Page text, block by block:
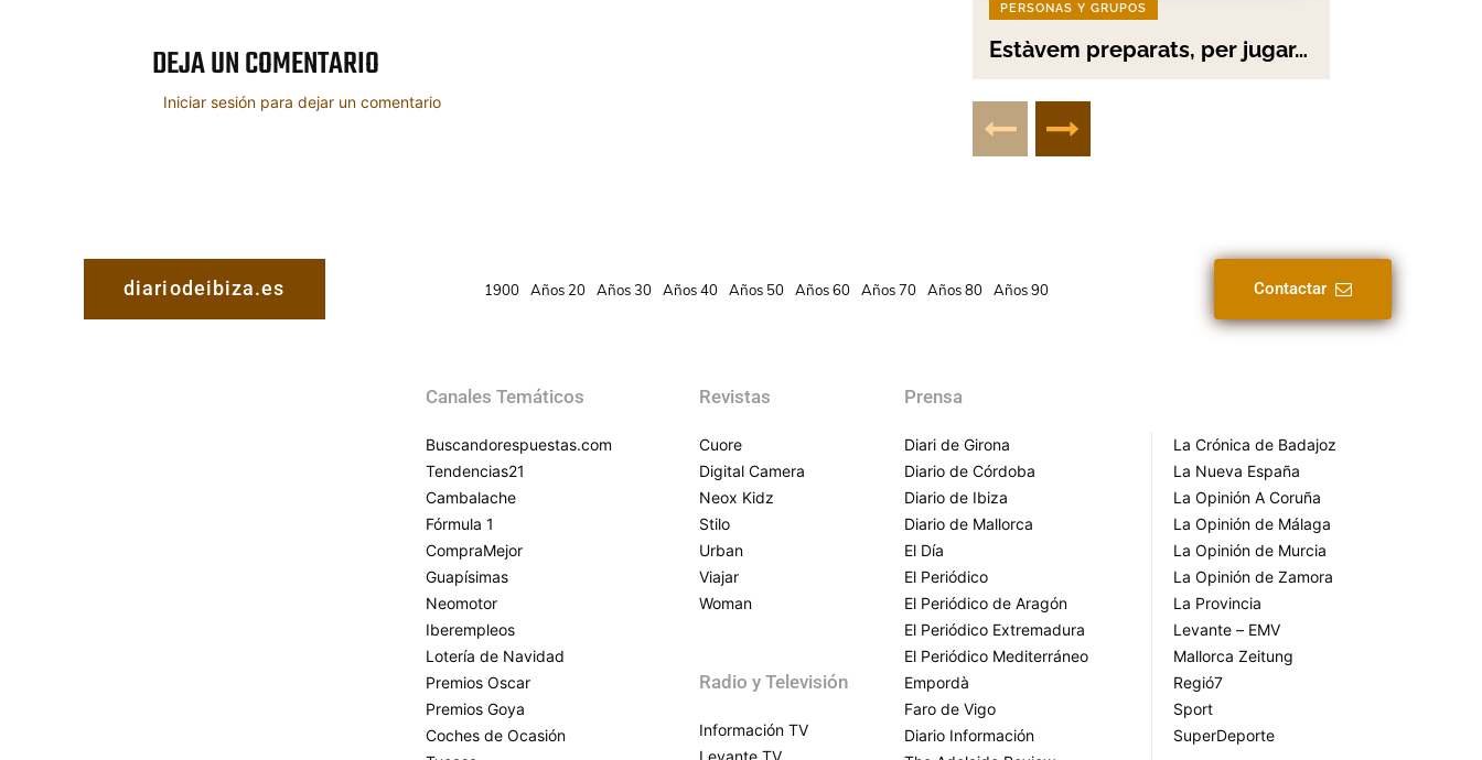
DEJA UN COMENTARIO
Iniciar sesión para dejar un comentario
PERSONAS Y GRUPOS
Estàvem preparats, per jugar…
diariodeibiza.es 1900 Años 20 Años 30 Años 40 Años 50 Años 60 Años 70 Años 80 Años 90 Contactar
Canales Temáticos
Buscandorespuestas.com
Tendencias21
Cambalache
Fórmula 1
CompraMejor
Guapísimas
Neomotor
Iberempleos
Lotería de Navidad
Premios Oscar
Premios Goya
Coches de Ocasión
Revistas
Cuore
Digital Camera
Neox Kidz
Stilo
Urban
Viajar
Woman
Radio y Televisión
Información TV
Prensa
Diari de Girona
Diario de Córdoba
Diario de Ibiza
Diario de Mallorca
El Día
El Periódico
El Periódico de Aragón
El Periódico Extremadura
El Periódico Mediterráneo
Empordà
Faro de Vigo
Diario Información
La Crónica de Badajoz
La Nueva España
La Opinión A Coruña
La Opinión de Málaga
La Opinión de Murcia
La Opinión de Zamora
La Provincia
Levante – EMV
Mallorca Zeitung
Regió7
Sport
SuperDeporte